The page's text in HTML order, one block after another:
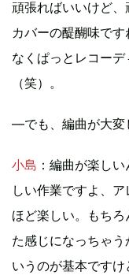
頑張ればいいけど
カバーの醍醐味で
なくぱっとレコー
（笑）。
―でも、編曲が大変
小島 ：編曲が楽し
しい作業ですよ、
ほど楽しい。もち
た感じになっちゃ
いうのが基本ですけ